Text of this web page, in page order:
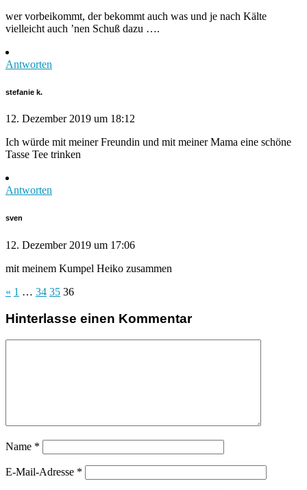
wer vorbeikommt, der bekommt auch was und je nach Kälte
vielleicht auch ’nen Schuß dazu ….
Antworten
stefanie k.
12. Dezember 2019 um 18:12
Ich würde mit meiner Freundin und mit meiner Mama eine schöne
Tasse Tee trinken
Antworten
sven
12. Dezember 2019 um 17:06
mit meinem Kumpel Heiko zusammen
« 1 … 34 35 36
Hinterlasse einen Kommentar
Name *
E-Mail-Adresse *